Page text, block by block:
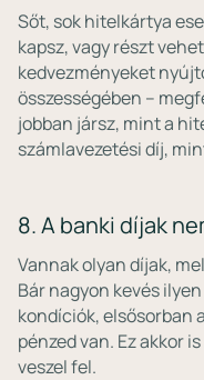
Sőt, sok hitelkártya
kapsz, vagy részt
kedvezményeket
összességében –
jobban jársz, mint a
számlavezetési díj,
8. A banki díjak
Vannak olyan díjak,
Bár nagyon kevés
kondíciók, elsősorban
pénzed van. Ez akkor
veszel fel.